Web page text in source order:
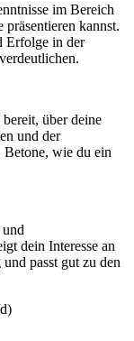
im Bereich
kannst.
Erfolge in der
über deine
und der
Betone, wie du ein
dein Interesse an
passt gut zu den